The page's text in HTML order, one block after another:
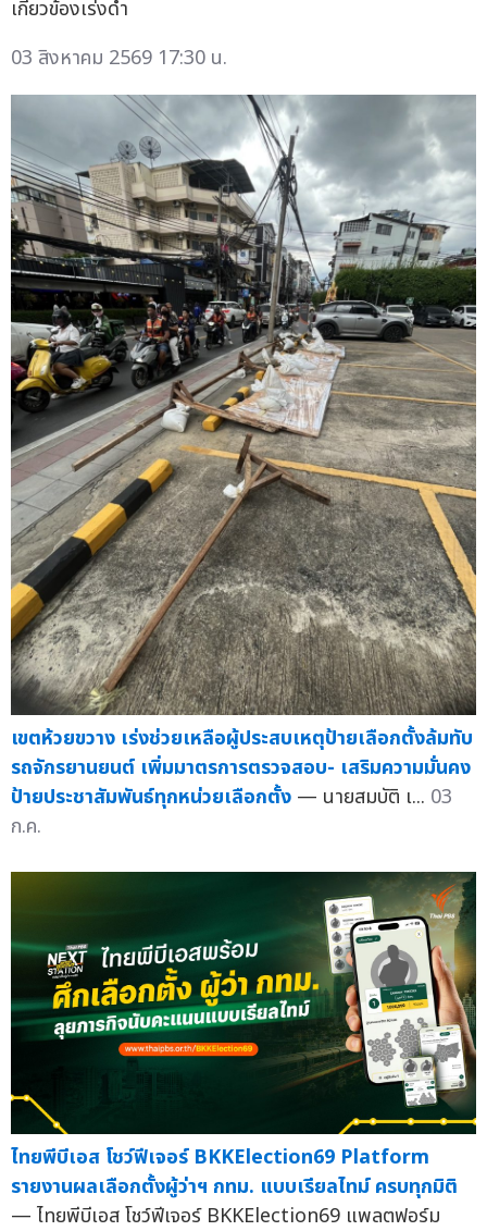
เกี่ยวข้องเร่งดำ
03 สิงหาคม 2569 17:30 น.
เขตห้วยขวาง เร่งช่วยเหลือผู้ประสบเหตุป้ายเลือกตั้งล้มทับ
รถจักรยานยนต์ เพิ่มมาตรการตรวจสอบ- เสริมความมั่นคง
ป้ายประชาสัมพันธ์ทุกหน่วยเลือกตั้ง — นายสมบัติ เ... 03
ก.ค.
ไทยพีบีเอส โชว์ฟีเจอร์ BKKElection69 Platform
รายงานผลเลือกตั้งผู้ว่าฯ กทม. แบบเรียลไทม์ ครบทุกมิติ
— ไทยพีบีเอส โชว์ฟีเจอร์ BKKElection69 แพลตฟอร์ม